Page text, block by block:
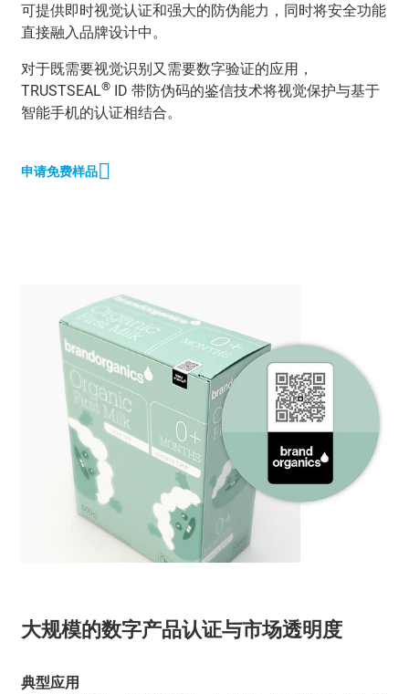
可提供即时视觉认证和强大的防伪能力，同时将安全功能
直接融入品牌设计中。
对于既需要视觉识别又需要数字验证的应用，
TRUSTSEAL® ID 带防伪码的鉴信技术将视觉保护与基于
智能手机的认证相结合。
申请免费样品
大规模的数字产品认证与市场透明度
典型应用